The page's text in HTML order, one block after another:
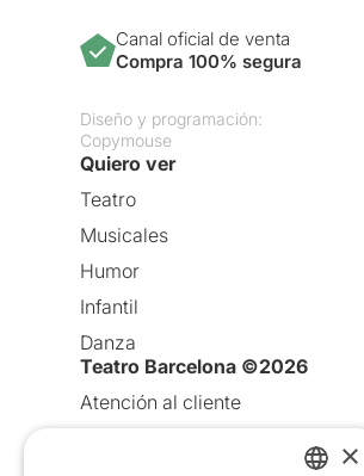
Canal oficial de venta
Compra 100% segura
Diseño y programación:
Copymouse
Quiero ver
Teatro
Musicales
Humor
Infantil
Danza
Teatro Barcelona ©2026
Atención al cliente
×